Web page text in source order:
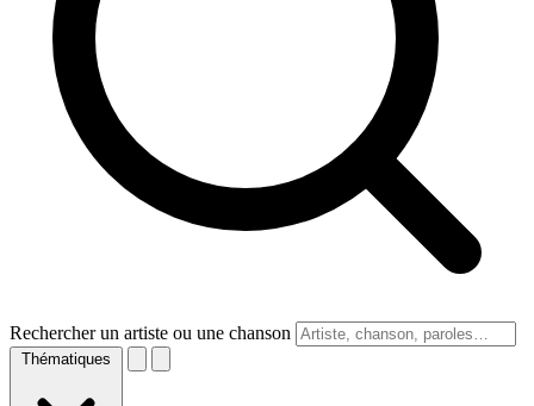
Rechercher un artiste ou une chanson
Thématiques